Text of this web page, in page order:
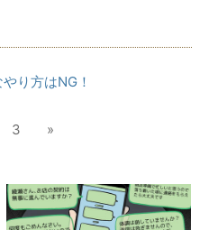
り方はNG！
3 »